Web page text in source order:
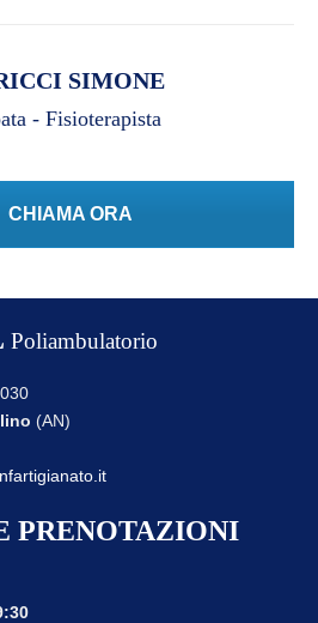
SIMONE
- Fisioterapista
CHIAMA ORA
Poliambulatorio
(AN)
PRENOTAZIONI